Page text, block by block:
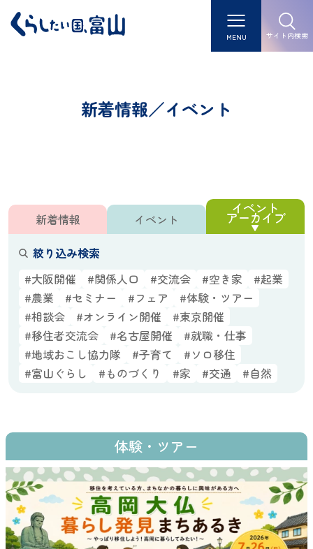
MENU サイト内検索
新着情報／イベント
新着情報 イベント
イベント
アーカイブ
絞り込み検索
#大阪開催
#関係人口 #交流会 #空き家
#起業
#農業
#セミナー #フェア
#体験・ツアー
#相談会
#オンライン開催
#東京開催
#移住者交流会
#名古屋開催
#就職・仕事
#地域おこし協力隊
#子育て
#ソロ移住
#富山ぐらし
#ものづくり #家 #交通 #自然
体験・ツアー